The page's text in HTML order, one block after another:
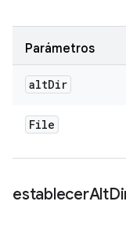
Parámetros
altDir
File
establecerAlt